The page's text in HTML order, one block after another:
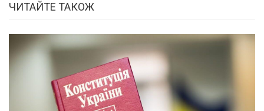
ЧИТАЙТЕ ТАКОЖ